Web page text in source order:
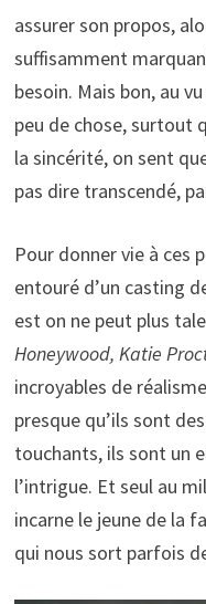
assurer son propos,
suffisamment
besoin. Mais bon, au
peu de chose, surtout
la sincérité, on sent
pas dire transcendé,
Pour donner vie à ces
entouré d’un casting
est on ne peut plus
Honeywood, Katie
incroyables de
presque qu’ils sont
touchants, ils sont un
l’intrigue. Et seul au
incarne le jeune de la
qui nous sort parfois